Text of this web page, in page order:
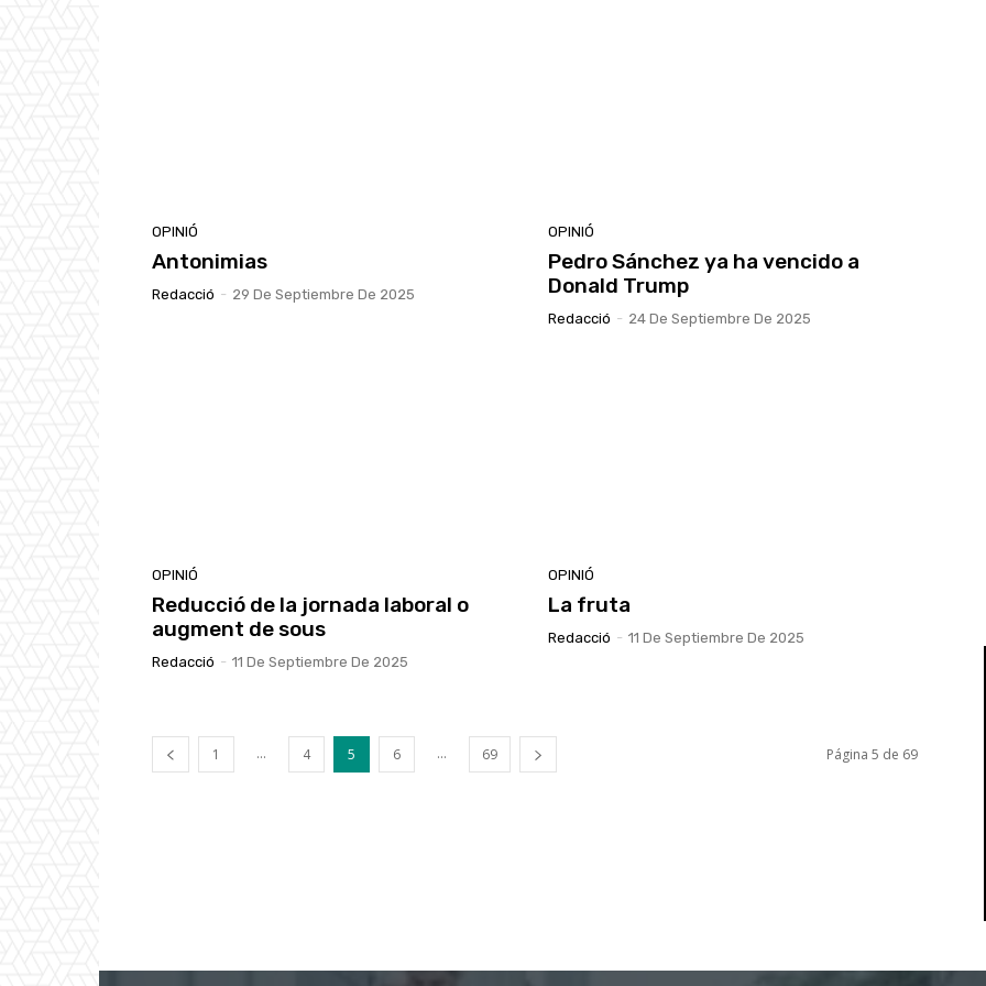
OPINIÓ
Antonimias
Redacció - 29 De Septiembre De 2025
OPINIÓ
Pedro Sánchez ya ha vencido a
Donald Trump
Redacció - 24 De Septiembre De 2025
OPINIÓ
Reducció de la jornada laboral o
augment de sous
Redacció - 11 De Septiembre De 2025
OPINIÓ
La fruta
Redacció - 11 De Septiembre De 2025
1 ... 4 5 6 ... 69 Página 5 de 69